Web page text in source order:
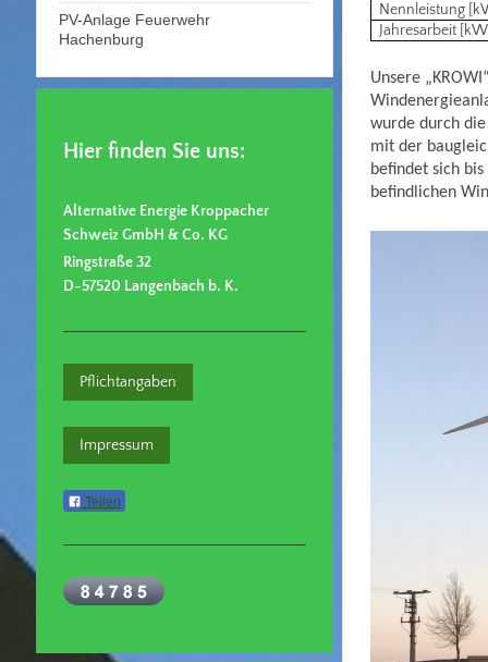
Nennleistung
Jahresarbeit
Unsere
wurde durch
mit der
befindet sich
befindlichen
PV-Anlage Feuerwehr
Hachenburg
Hier finden Sie uns:
Alternative Energie Kroppacher
Schweiz GmbH & Co. KG
Ringstraße 32
D-57520 Langenbach b. K.
Pflichtangaben
Impressum
Teilen